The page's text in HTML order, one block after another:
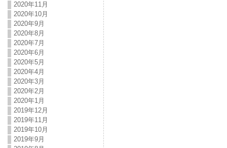
2020年11月
2020年10月
2020年9月
2020年8月
2020年7月
2020年6月
2020年5月
2020年4月
2020年3月
2020年2月
2020年1月
2019年12月
2019年11月
2019年10月
2019年9月